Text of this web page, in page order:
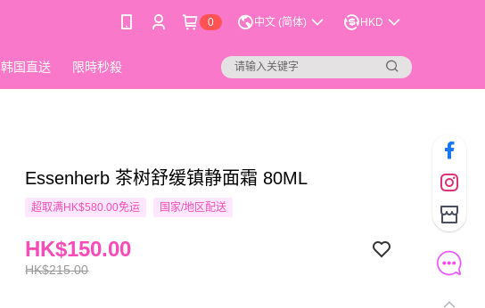
0 中文 (简体) HKD
韩国直送 限時秒殺
Essenherb 茶树舒缓镇静面霜 80ML
超取满HK$580.00免运 国家/地区配送
HK$215.00
HK$150.00